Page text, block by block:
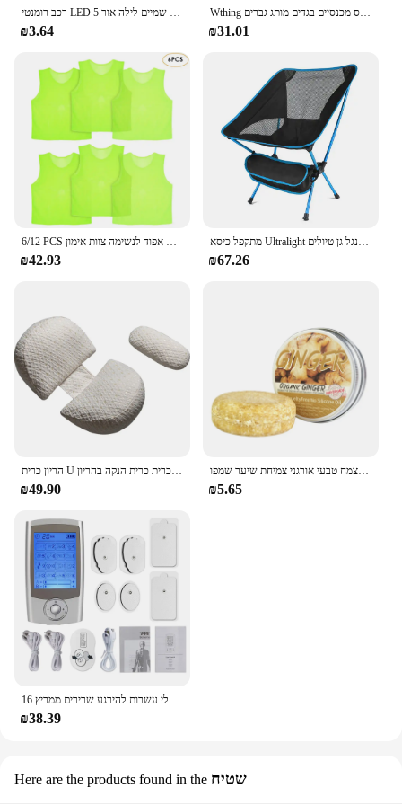
רכב רומנטי LED כוכבים שמיים לילה אור 5V USB מופעל Galaxy כוכב מקרן מנורת עבור רכב גג חדר תקרה עיצוב תקע ולשחק
₪3.64
Wthing עסק חדש גברים ג 'ינס מזדמנים ישר מתיחה אופנה כחול שחור קלאסי ג' ינס מכנסיים בגדים מותג גברים
₪31.01
6/12 PCS מבוגרים ילדי כדורגל אפוד אימון כדורגל חולצות גופיות עיסוק תגרה ספורט אפוד לנשימה צוות אימון
₪42.93
מתקפל כיסא Ultralight להסרה נייד קל משקל כיסא מתקפל כיסא מורחב דיג קמפינג בית מנגל גן טיולים
₪67.26
₪49.90
ג 'ינג' ר שמפו לשיער אנטי שיער אובדן סבון לבן שיער מחשיך שמפו 100% טהור צמח טבעי אורגני צמיחת שיער שמפו
₪5.65
₪38.39
Here are the products found in the שטיח